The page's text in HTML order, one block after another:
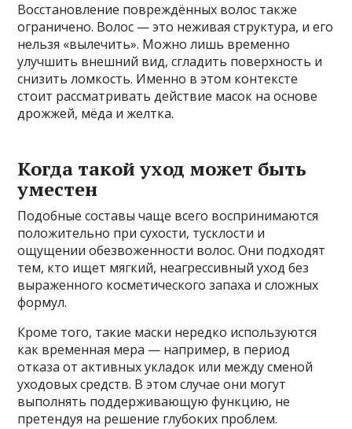
Восстановление повреждённых волос также
ограничено. Волос — это неживая структура, и его
нельзя «вылечить». Можно лишь временно
улучшить внешний вид, сгладить поверхность и
снизить ломкость. Именно в этом контексте
стоит рассматривать действие масок на основе
дрожжей, мёда и желтка.
Когда такой уход может быть
уместен
Подобные составы чаще всего воспринимаются
положительно при сухости, тусклости и
ощущении обезвоженности волос. Они подходят
тем, кто ищет мягкий, неагрессивный уход без
выраженного косметического запаха и сложных
формул.
Кроме того, такие маски нередко используются
как временная мера — например, в период
отказа от активных укладок или между сменой
уходовых средств. В этом случае они могут
выполнять поддерживающую функцию, не
претендуя на решение глубоких проблем.